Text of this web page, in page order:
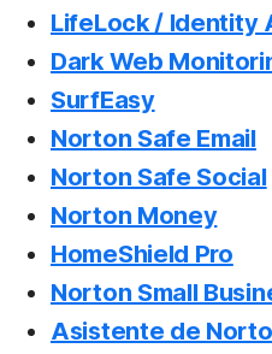
LifeLock / Identity
Dark Web
SurfEasy
Norton Safe Email
Norton Safe Social
Norton Money
HomeShield Pro
Norton Small
Asistente de